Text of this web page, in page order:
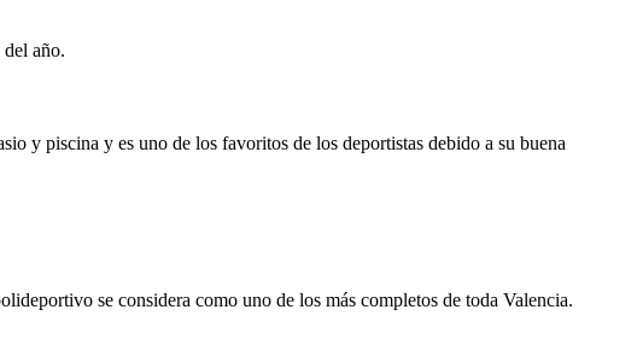
año.
y piscina y es uno de los favoritos de los deportistas debido a su buena
se considera como uno de los más completos de toda Valencia.